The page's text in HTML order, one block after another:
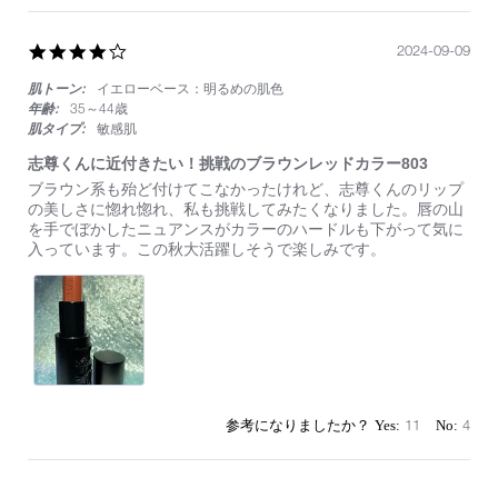
rating
肌トーン:
イエローベース：明るめの肌色
年齢:
35～44歳
肌タイプ:
敏感肌
志尊くんに近付きたい！挑戦のブラウンレッドカラー803
Review
by
on
9
Sep
2024
review
stating
志
尊
く
ん
に
近
付
き
た
ブラウン系も殆ど付けてこなかったけれど、志尊くんのリップ
の美しさに惚れ惚れ、私も挑戦してみたくなりました。唇の山
を手でぼかしたニュアンスがカラーのハードルも下がって気に
入っています。この秋大活躍しそうで楽しみです。
2024-09-09
11 4